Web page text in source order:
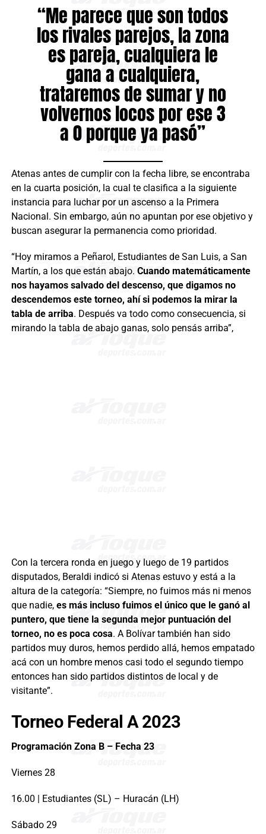
“Me parece que son todos
los rivales parejos, la zona
es pareja, cualquiera le
gana a cualquiera,
trataremos de sumar y no
volvernos locos por ese 3
a 0 porque ya pasó”
Atenas antes de cumplir con la fecha libre, se encontraba
en la cuarta posición, la cual te clasifica a la siguiente
instancia para luchar por un ascenso a la Primera
Nacional. Sin embargo, aún no apuntan por ese objetivo y
buscan asegurar la permanencia como prioridad.
“Hoy miramos a Peñarol, Estudiantes de San Luis, a San
Martín, a los que están abajo. Cuando matemáticamente
nos hayamos salvado del descenso, que digamos no
descendemos este torneo, ahí si podemos la mirar la
tabla de arriba. Después va todo como consecuencia, si
mirando la tabla de abajo ganas, solo pensás arriba”,
Con la tercera ronda en juego y luego de 19 partidos
disputados, Beraldi indicó si Atenas estuvo y está a la
altura de la categoría: “Siempre, no fuimos más ni menos
que nadie, es más incluso fuimos el único que le ganó al
puntero, que tiene la segunda mejor puntuación del
torneo, no es poca cosa. A Bolívar también han sido
partidos muy duros, hemos perdido allá, hemos empatado
acá con un hombre menos casi todo el segundo tiempo
entonces han sido partidos distintos de local y de
visitante”.
Torneo Federal A 2023
Programación Zona B – Fecha 23
Viernes 28
16.00 | Estudiantes (SL) – Huracán (LH)
Sábado 29